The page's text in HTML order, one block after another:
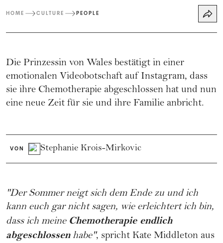
HOME CULTURE PEOPLE
Die Prinzessin von Wales bestätigt in einer
emotionalen Videobotschaft auf Instagram, dass
sie ihre Chemotherapie abgeschlossen hat und nun
eine neue Zeit für sie und ihre Familie anbricht.
VON Stephanie Krois-Mirkovic
"Der Sommer neigt sich dem Ende zu und ich
kann euch gar nicht sagen, wie erleichtert ich bin,
dass ich meine Chemotherapie endlich
abgeschlossenhabe", spricht Kate Middleton aus